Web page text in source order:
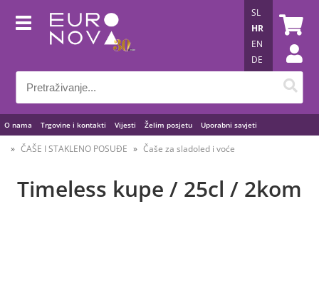
O nama Trgovine i kontakti Vijesti Želim posjetu Uporabni savjeti
SL
HR
EN
DE
ČAŠE I STAKLENO POSUĐE Čaše za sladoled i voće
Timeless kupe / 25cl / 2kom